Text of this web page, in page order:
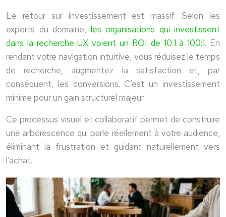
Le retour sur investissement est massif. Selon les
experts du domaine, les organisations qui investissent
dans la recherche UX voient un ROI de 10:1 à 100:1. En
rendant votre navigation intuitive, vous réduisez le temps
de recherche, augmentez la satisfaction et, par
conséquent, les conversions. C’est un investissement
minime pour un gain structurel majeur.
Ce processus visuel et collaboratif permet de construire
une arborescence qui parle réellement à votre audience,
éliminant la frustration et guidant naturellement vers
l’achat.